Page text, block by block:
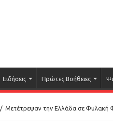
Ειδήσεις Πρώτες Βοήθειες
/ Μετέτρεψαν την Ελλάδα σε Φυλακή